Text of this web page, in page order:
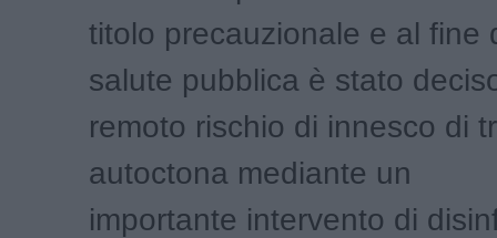
titolo precauzionale e al fine
salute pubblica è stato
remoto rischio di innesco di
autoctona mediante un
importante intervento di